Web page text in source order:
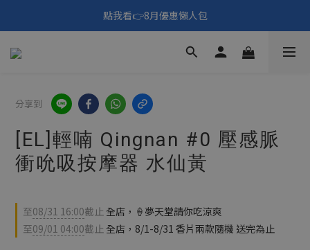
🎑《仲夏夜之淫夢》野獸先輩主題展！🙌點我看活動內容🙌
點我看👉8月優惠懶人包
填寫問券拿 69元折扣🧧
分享到
[EL]輕喃 Qingnan #0 壓感脈
衝吮吸按摩器 水仙黃
至08/31 16:00截止 全店，🍦夢天堂請你吃涼爽
至09/01 04:00截止 全店，8/1-8/31 香片兩款隨機 送完為止